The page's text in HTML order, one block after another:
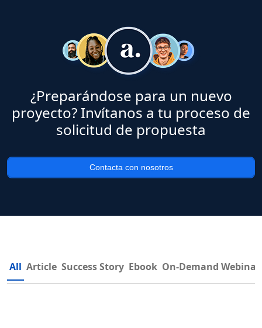
¿Preparándose para un nuevo
proyecto? Invítanos a tu proceso de
solicitud de propuesta
Contacta con nosotros
All Article Success Story Ebook On-Demand Webinar